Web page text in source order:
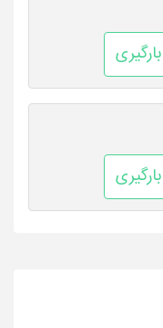
بارگیری
بارگیری